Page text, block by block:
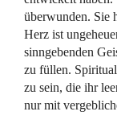
überwunden. Sie
Herz ist
sinngebenden
zu füllen.
zu sein, die ihr
nur mit